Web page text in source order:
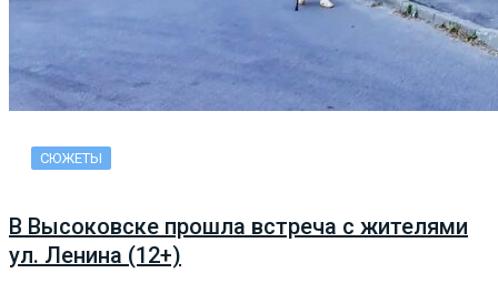
СЮЖЕТЫ
В Высоковске прошла встреча с жителями
ул. Ленина (12+)